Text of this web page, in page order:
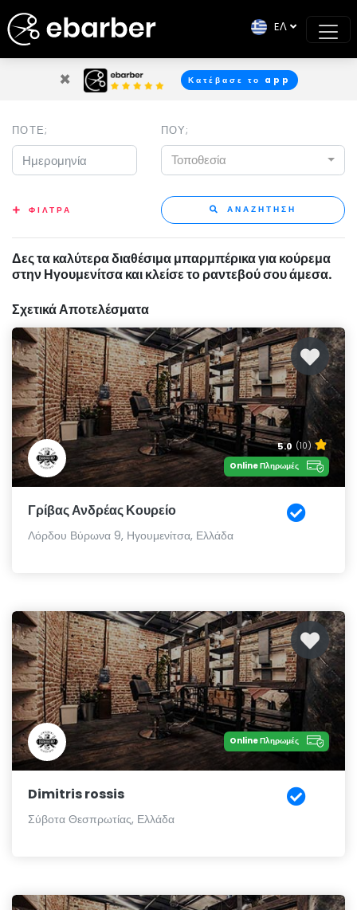
× Κατέβασε το app
EΛ
ΠΟΤΕ; ΠΟΥ;
Τοποθεσία
ΦΙΛΤΡΑ ΑΝΑΖΗΤΗΣΗ
Δες τα καλύτερα διαθέσιμα μπαρμπέρικα για κούρεμα
στην Ηγουμενίτσα και κλείσε το ραντεβού σου άμεσα.
Σχετικά Αποτελέσματα
5.0 (10)
Online Πληρωμές
Γρίβας Ανδρέας Κουρείο
Λόρδου Βύρωνα 9, Ηγουμενίτσα, Ελλάδα
Online Πληρωμές
Dimitris rossis
Σύβοτα Θεσπρωτίας, Ελλάδα